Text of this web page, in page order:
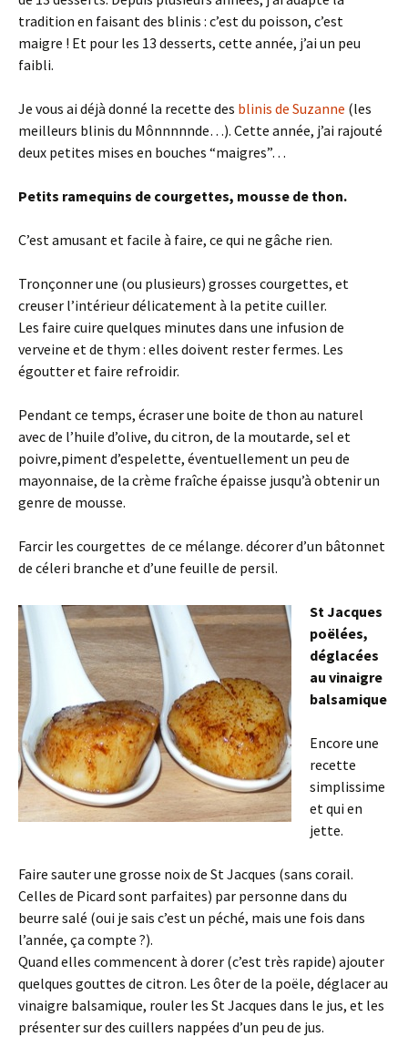
tradition en faisant des blinis : c’est du poisson, c’est
maigre ! Et pour les 13 desserts, cette année, j’ai un peu
faibli.
Je vous ai déjà donné la recette des blinis de Suzanne (les
meilleurs blinis du Mônnnnnde…). Cette année, j’ai rajouté
deux petites mises en bouches “maigres”…
Petits ramequins de courgettes, mousse de thon.
C’est amusant et facile à faire, ce qui ne gâche rien.
Tronçonner une (ou plusieurs) grosses courgettes, et
creuser l’intérieur délicatement à la petite cuiller.
Les faire cuire quelques minutes dans une infusion de
verveine et de thym : elles doivent rester fermes. Les
égoutter et faire refroidir.
Pendant ce temps, écraser une boite de thon au naturel
avec de l’huile d’olive, du citron, de la moutarde, sel et
poivre,piment d’espelette, éventuellement un peu de
mayonnaise, de la crème fraîche épaisse jusqu’à obtenir un
genre de mousse.
Farcir les courgettes de ce mélange. décorer d’un bâtonnet
de céleri branche et d’une feuille de persil.
St Jacques
poëlées,
déglacées
au vinaigre
balsamique
Encore une
recette
simplissime
et qui en
jette.
Faire sauter une grosse noix de St Jacques (sans corail.
Celles de Picard sont parfaites) par personne dans du
beurre salé (oui je sais c’est un péché, mais une fois dans
l’année, ça compte ?).
Quand elles commencent à dorer (c’est très rapide) ajouter
quelques gouttes de citron. Les ôter de la poële, déglacer au
vinaigre balsamique, rouler les St Jacques dans le jus, et les
présenter sur des cuillers nappées d’un peu de jus.